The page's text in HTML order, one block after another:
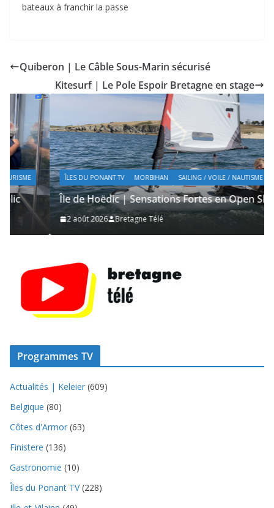
bateaux à franchir la passe
Quiberon | Le Câble Sous-Marin sécurisé
Kitesurf | Le Pole Espoir Bretagne en stage
ÎLES DU PONANT TV MORBIHAN SAILING / VOILE / NAUTISME
Île de Hoëdic | Sensations Fortes en Open Skiff
2 août 2026 Bretagne Télé
Programmes TV
Actualités | Keleier (609)
Belgique (80)
Côtes d'Armor (63)
Finistere (136)
Gastronomie (10)
Îles du Ponant TV(228)